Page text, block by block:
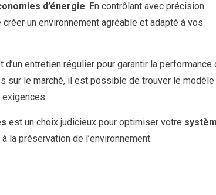
d’énergie. En contrôlant avec précision
un environnement agréable et adapté à vos
entretien régulier pour garantir la performance
sur le marché, il est possible de trouver le modèle
est un choix judicieux pour optimiser votre
la préservation de l’environnement.